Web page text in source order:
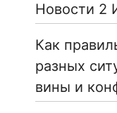
Новости 2
Как
разных
вины и